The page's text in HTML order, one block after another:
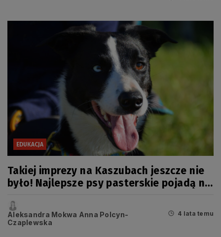
EDUKACJA
Takiej imprezy na Kaszubach jeszcze nie
było! Najlepsze psy pasterskie pojadą na
Aleksandra Mokwa Anna Polcyn-
Czaplewska
4 lata temu